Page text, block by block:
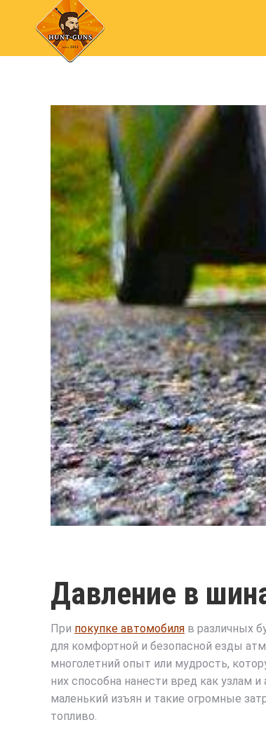
Давление в
При покупке автомобиля в различных
для комфортной и безопасной езды
многолетний опыт или мудрость,
них способна нанести вред как узлам
маленький изъян и такие огромные
топливо.